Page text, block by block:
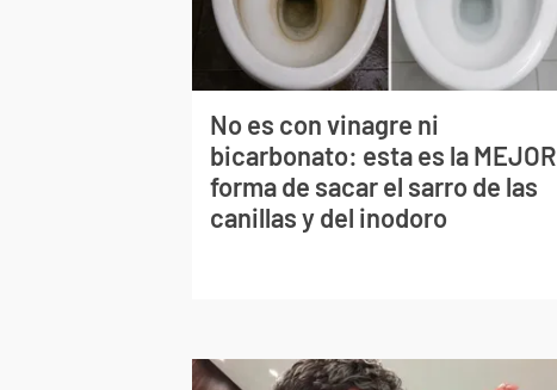
No es con vinagre ni
bicarbonato: esta es la MEJOR
forma de sacar el sarro de las
canillas y del inodoro